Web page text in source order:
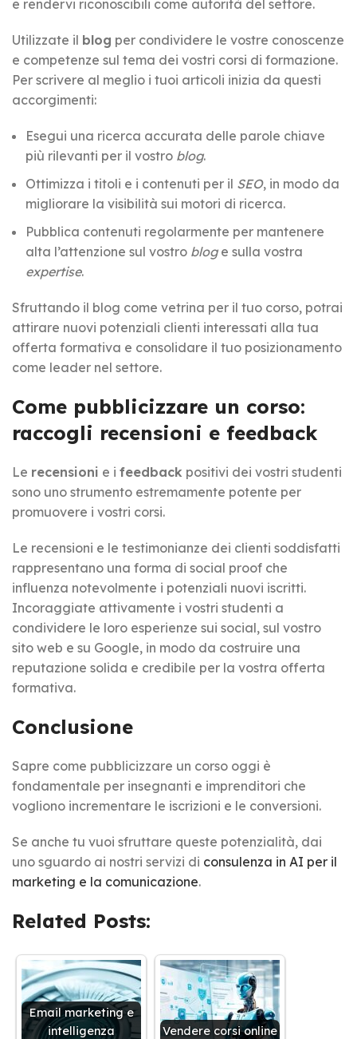
e rendervi riconoscibili come autorità del settore.
Utilizzate il blog per condividere le vostre conoscenze
e competenze sul tema dei vostri corsi di formazione.
Per scrivere al meglio i tuoi articoli inizia da questi
accorgimenti:
Esegui una ricerca accurata delle parole chiave
più rilevanti per il vostro blog.
Ottimizza i titoli e i contenuti per il SEO, in modo da
migliorare la visibilità sui motori di ricerca.
Pubblica contenuti regolarmente per mantenere
alta l’attenzione sul vostro bloge sulla vostra
expertise.
Sfruttando il blog come vetrina per il tuo corso, potrai
attirare nuovi potenziali clienti interessati alla tua
offerta formativa e consolidare il tuo posizionamento
come leader nel settore.
Come pubblicizzare un corso:
raccogli recensioni e feedback
Le recensioni e i feedback positivi dei vostri studenti
sono uno strumento estremamente potente per
promuovere i vostri corsi.
Le recensioni e le testimonianze dei clienti soddisfatti
rappresentano una forma di social proof che
influenza notevolmente i potenziali nuovi iscritti.
Incoraggiate attivamente i vostri studenti a
condividere le loro esperienze sui social, sul vostro
sito web e su Google, in modo da costruire una
reputazione solida e credibile per la vostra offerta
formativa.
Conclusione
Sapre come pubblicizzare un corso oggi è
fondamentale per insegnanti e imprenditori che
vogliono incrementare le iscrizioni e le conversioni.
Se anche tu vuoi sfruttare queste potenzialità, dai
uno sguardo ai nostri servizi di consulenza in AI per il
marketing e la comunicazione.
Related Posts:
Email marketing e
intelligenza
Vendere corsi online